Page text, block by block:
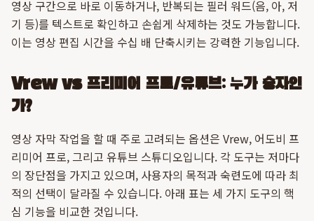
영상 구간으로 바로 이동하거나, 반복되는 필러 워드(음, 아, 저
기 등)를 텍스트로 확인하고 손쉽게 삭제하는 것도 가능합니다.
이는 영상 편집 시간을 수십 배 단축시키는 강력한 기능입니다.
Vrew vs 프리미어 프로/유튜브: 누가 승자인
가?
영상 자막 작업을 할 때 주로 고려되는 옵션은 Vrew, 어도비 프
리미어 프로, 그리고 유튜브 스튜디오입니다. 각 도구는 저마다
의 장단점을 가지고 있으며, 사용자의 목적과 숙련도에 따라 최
적의 선택이 달라질 수 있습니다. 아래 표는 세 가지 도구의 핵
심 기능을 비교한 것입니다.